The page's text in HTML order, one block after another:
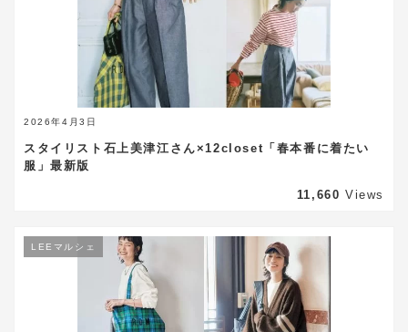
2026年4月3日
スタイリスト石上美津江さん×12closet「春本番に着たい
服」最新版
11,660 Views
LEEマルシェ